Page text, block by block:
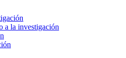
a la investigación